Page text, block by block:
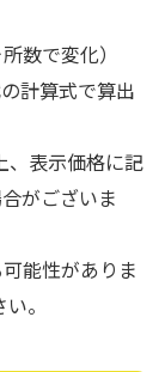
数で変化）
計算式で算出
、表示価格に記
がございま
能性がありま
。